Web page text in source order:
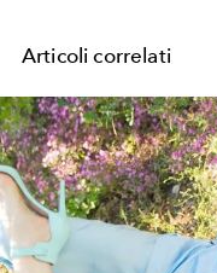
Articoli correlati